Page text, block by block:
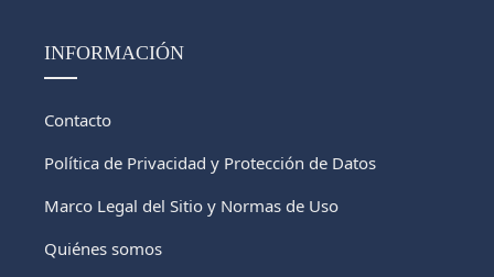
INFORMACIÓN
Contacto
Política de Privacidad y Protección de Datos
Marco Legal del Sitio y Normas de Uso
Quiénes somos